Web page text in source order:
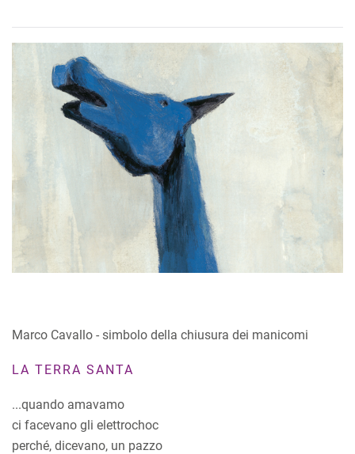
Marco Cavallo - simbolo della chiusura dei manicomi
LA TERRA SANTA
...quando amavamo
ci facevano gli elettrochoc
perché, dicevano, un pazzo